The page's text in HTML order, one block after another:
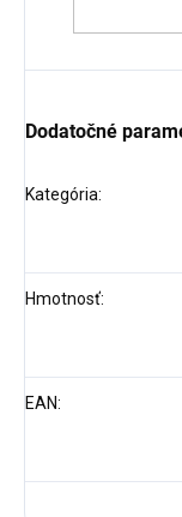
Dodatočné
Kategória:
Hmotnosť:
EAN: